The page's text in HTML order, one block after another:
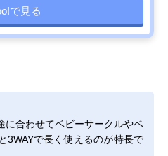
で見る
に合わせてベビーサークルやベ
3WAYで長く使えるのが特長で